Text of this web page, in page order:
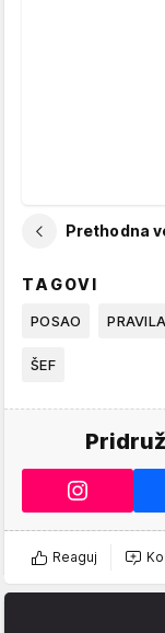
Prethodna
TAGOVI
POSAO PRAVILA
ŠEF
Reaguj